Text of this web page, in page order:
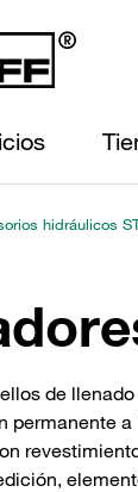
hidráulicos
de
permanente